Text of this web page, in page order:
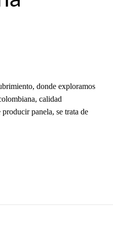
donde exploramos
calidad
panela, se trata de